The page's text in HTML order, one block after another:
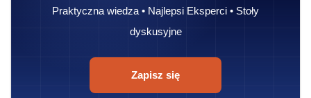
Praktyczna wiedza • Najlepsi Eksperci • Stoły
dyskusyjne
Zapisz się